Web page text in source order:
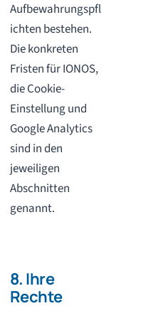
Aufbewahrungspfl
ichten bestehen.
Die konkreten
Fristen für IONOS,
die Cookie-
Einstellung und
Google Analytics
sind in den
jeweiligen
Abschnitten
genannt.
8. Ihre
Rechte